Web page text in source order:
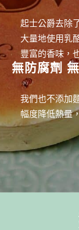
起士公爵去除
大量地使用乳
豐富的香味，
無防腐劑
我們也不添加
幅度降低熱量